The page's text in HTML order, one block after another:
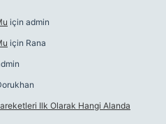
için admin
için Rana
Ilk Olarak Hangi Alanda